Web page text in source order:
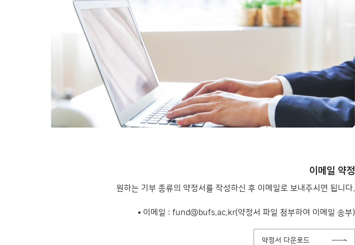
이메일 약정
원하는 기부 종류의 약정서를 작성하신 후 이메일로 보내주시면 됩니다.
▪ 이메일 : fund@bufs.ac.kr(약정서 파일 첨부하여 이메일 송부)
약정서 다운로드